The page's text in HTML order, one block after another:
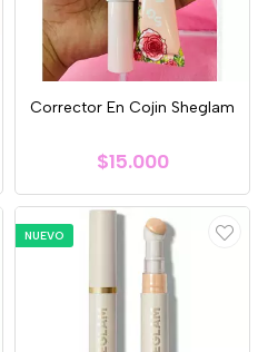
Corrector En Cojin Sheglam
$15.000
NUEVO